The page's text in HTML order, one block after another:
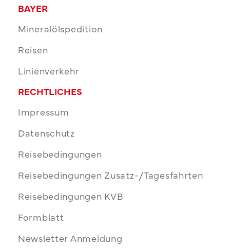
BAYER
Mineralölspedition
Reisen
Linienverkehr
RECHTLICHES
Impressum
Datenschutz
Reisebedingungen
Reisebedingungen Zusatz-/Tagesfahrten
Reisebedingungen KVB
Formblatt
Newsletter Anmeldung